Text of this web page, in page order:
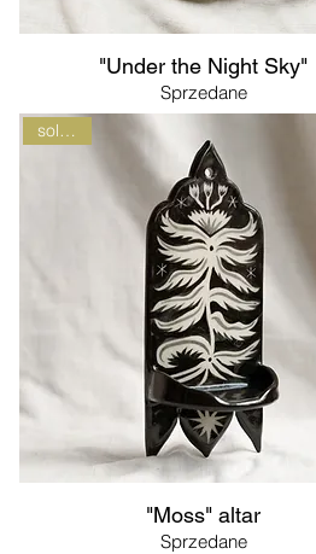
"Under the Night Sky"
Sprzedane
sold out
"Moss" altar
Sprzedane